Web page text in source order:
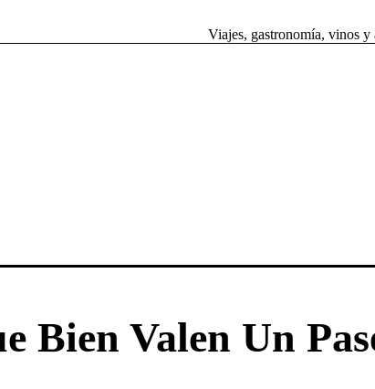
Viajes, gastronomía, vinos y
Bien Valen Un